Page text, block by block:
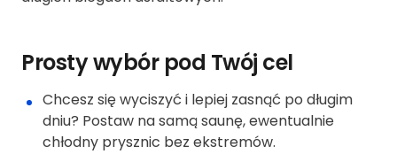
Prosty wybór pod Twój cel
Chcesz się wyciszyć i lepiej zasnąć po długim
dniu? Postaw na samą saunę, ewentualnie
chłodny prysznic bez ekstremów.